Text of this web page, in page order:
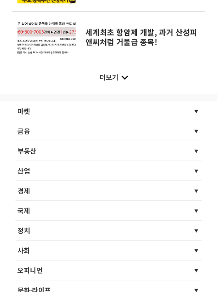
세계최초 항암제 개발, 과거 산성피
앤씨처럼 거물급 종목!
더보기
마켓
금융
부동산
산업
경제
국제
정치
사회
오피니언
문화·라이프